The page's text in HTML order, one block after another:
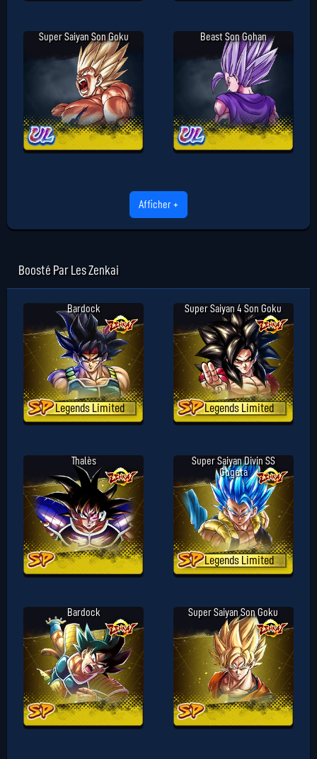
Super Saiyan Son Goku Beast Son Gohan
Afficher +
Boosté Par Les Zenkai
Bardock
Legends Limited
Super Saiyan 4 Son Goku
Legends Limited
Thalès
Super Saiyan Divin SS
Gogeta
Legends Limited
Bardock Super Saiyan Son Goku